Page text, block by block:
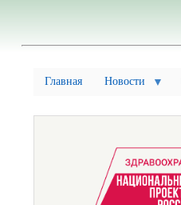
Главная Новости